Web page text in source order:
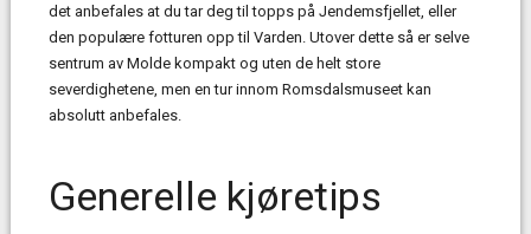
det anbefales at du tar deg til topps på Jendemsfjellet, eller
den populære fotturen opp til Varden. Utover dette så er selve
sentrum av Molde kompakt og uten de helt store
severdighetene, men en tur innom Romsdalsmuseet kan
absolutt anbefales.
Generelle kjøretips